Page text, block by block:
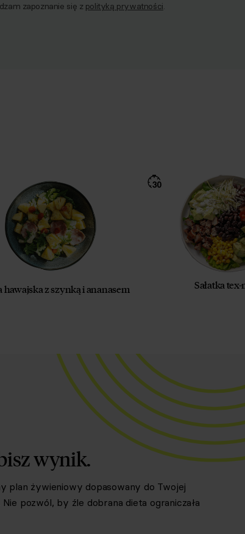
zapoznanie się z polityką prywatności.
hawajska z szynką i ananasem Sałatka
wynik.
plan żywieniowy dopasowany do Twojej
pozwól, by źle dobrana dieta ograniczała